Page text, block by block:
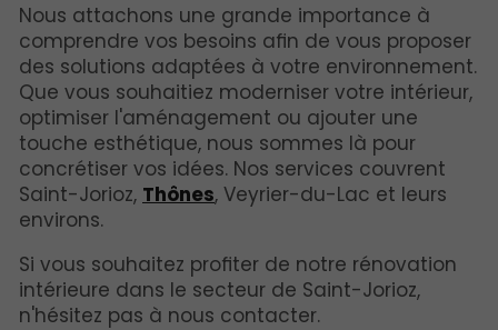
Nous attachons une grande importance à
comprendre vos besoins afin de vous proposer
des solutions adaptées à votre environnement.
Que vous souhaitiez moderniser votre intérieur,
optimiser l'aménagement ou ajouter une
touche esthétique, nous sommes là pour
concrétiser vos idées. Nos services couvrent
Saint-Jorioz, Thônes, Veyrier-du-Lac et leurs
environs.
Si vous souhaitez profiter de notre rénovation
intérieure dans le secteur de Saint-Jorioz,
n'hésitez pas à nous contacter.